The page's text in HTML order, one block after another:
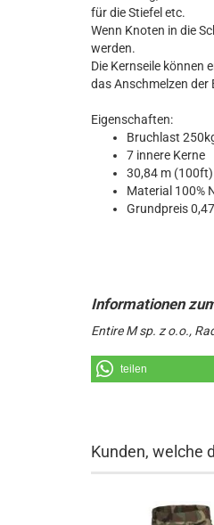
für die Stiefel etc.
Wenn Knoten in die
werden.
Die Kernseile können
das Anschmelzen der
Eigenschaften:
Bruchlast
7 innere Kerne
30,84 m (100ft)
Material 100%
Grundpreis
Entire M sp. z o.o.,
teilen
Kunden, welche